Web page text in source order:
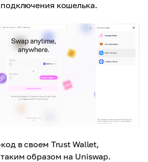
кошелька.
в своем Trust Wallet,
образом на Uniswap.